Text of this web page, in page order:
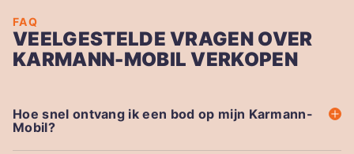
FAQ
VEELGESTELDE VRAGEN OVER
KARMANN-MOBIL VERKOPEN
Hoe snel ontvang ik een bod op mijn Karmann-
Mobil?